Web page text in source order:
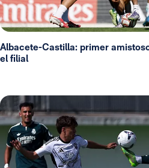
Albacete-Castilla: primer
el filial